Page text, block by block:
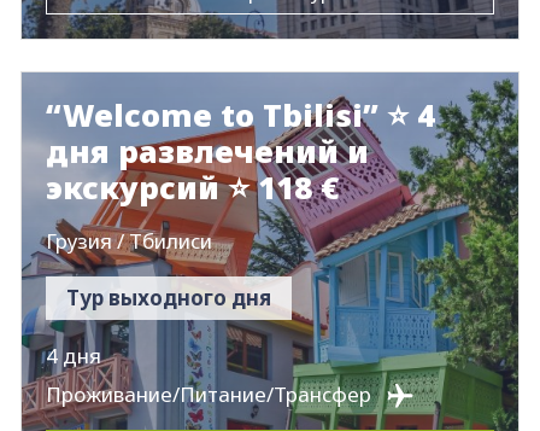
“Welcome to Tbilisi” ⭐ 4
дня развлечений и
экскурсий ⭐ 118 €
Грузия / Тбилиси
Тур выходного дня
4 дня
Проживание/Питание/Трансфер